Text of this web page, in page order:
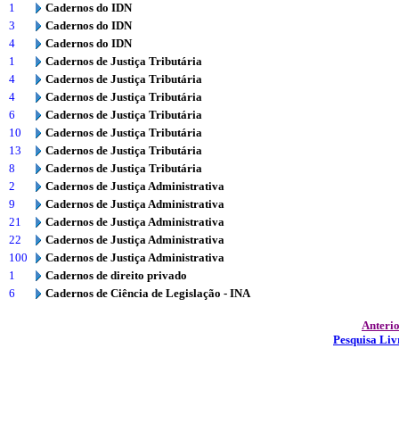
1
Cadernos do IDN
3
Cadernos do IDN
4
Cadernos do IDN
1
Cadernos de Justiça Tributária
4
Cadernos de Justiça Tributária
4
Cadernos de Justiça Tributária
6
Cadernos de Justiça Tributária
10
Cadernos de Justiça Tributária
13
Cadernos de Justiça Tributária
8
Cadernos de Justiça Tributária
2
Cadernos de Justiça Administrativa
9
Cadernos de Justiça Administrativa
21
Cadernos de Justiça Administrativa
22
Cadernos de Justiça Administrativa
100
Cadernos de Justiça Administrativa
1
Cadernos de direito privado
6
Cadernos de Ciência de Legislação - INA
Pesquisa